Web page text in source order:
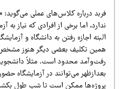
درباره کلاس‌های عملی می‌گوید:
اما برخی از افرادی که نیاز به
اجازه رفتن به دانشگاه و آزمایشگاه
تکلیف بعضی دیگر هنوز مشخص
محدود است. مثلاً دانشجویان
می‌توانند در آزمایشگاه حضور
ممکن است تا شب طول بکشد و